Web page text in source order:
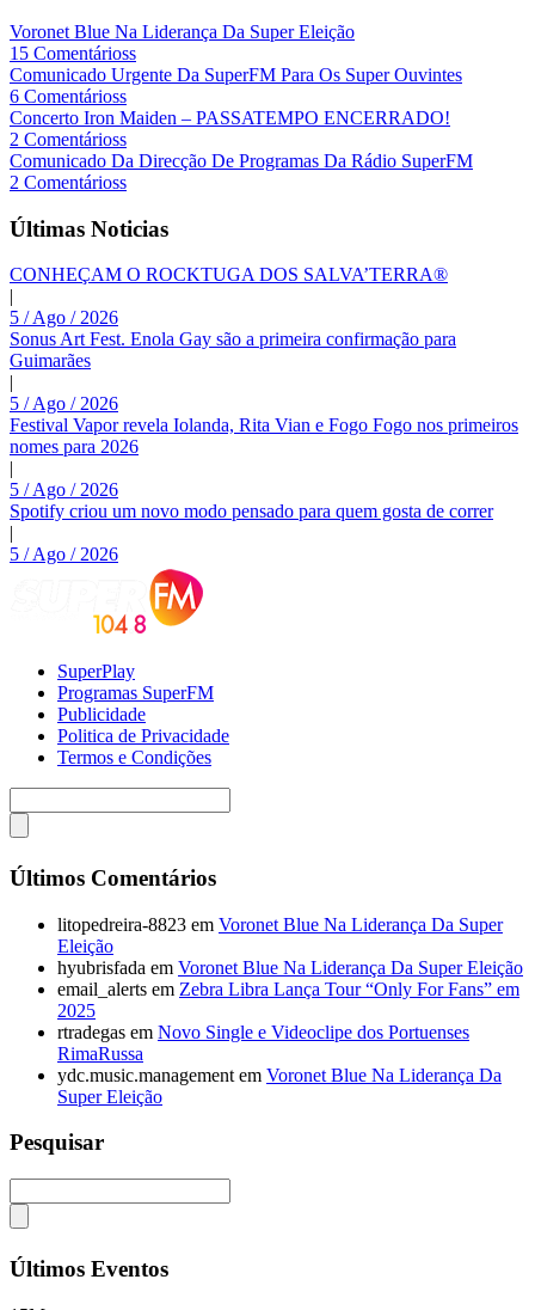
Voronet Blue Na Liderança Da Super Eleição
15 Comentárioss
Comunicado Urgente Da SuperFM Para Os Super Ouvintes
6 Comentárioss
Concerto Iron Maiden – PASSATEMPO ENCERRADO!
2 Comentárioss
Comunicado Da Direcção De Programas Da Rádio SuperFM
2 Comentárioss
Últimas Noticias
CONHEÇAM O ROCKTUGA DOS SALVA’TERRA®
|
5 / Ago / 2026
Sonus Art Fest. Enola Gay são a primeira confirmação para
Guimarães
|
5 / Ago / 2026
Festival Vapor revela Iolanda, Rita Vian e Fogo Fogo nos primeiros
nomes para 2026
|
5 / Ago / 2026
Spotify criou um novo modo pensado para quem gosta de correr
|
5 / Ago / 2026
SuperPlay
Programas SuperFM
Publicidade
Politica de Privacidade
Termos e Condições
Últimos Comentários
litopedreira-8823 em Voronet Blue Na Liderança Da Super
Eleição
hyubrisfada em Voronet Blue Na Liderança Da Super Eleição
email_alerts em Zebra Libra Lança Tour “Only For Fans” em
2025
rtradegas em Novo Single e Videoclipe dos Portuenses
RimaRussa
ydc.music.management em Voronet Blue Na Liderança Da
Super Eleição
Pesquisar
Últimos Eventos